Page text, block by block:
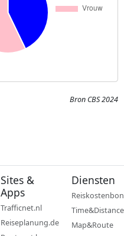
Bron CBS 2024
Sites &
Apps
Trafficnet.nl
Reiseplanung.de
Diensten
Reiskostenbon
Time&Distance
Map&Route